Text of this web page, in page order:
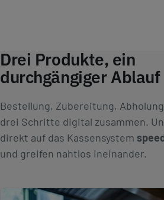
Drei Produkte, ein
durchgängiger Ablauf
Bestellung, Zubereitung,
drei Schritte digital zusammen.
direkt auf das Kassensystem
und greifen nahtlos ineinander.